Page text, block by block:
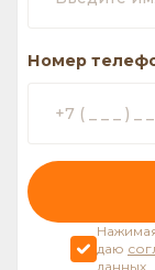
Номер
даю
данных